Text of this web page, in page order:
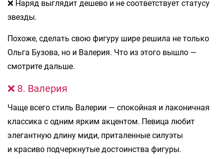
❌ Наряд выглядит дешево и не соответствует статусу
звезды.
Похоже, сделать свою фигуру шире решила не только
Ольга Бузова, но и Валерия. Что из этого вышло —
смотрите дальше.
❌ 8. Валерия
Чаще всего стиль Валерии — спокойная и лаконичная
классика с одним ярким акцентом. Певица любит
элегантную длину миди, приталенные силуэты
и красиво подчеркнутые достоинства фигуры.